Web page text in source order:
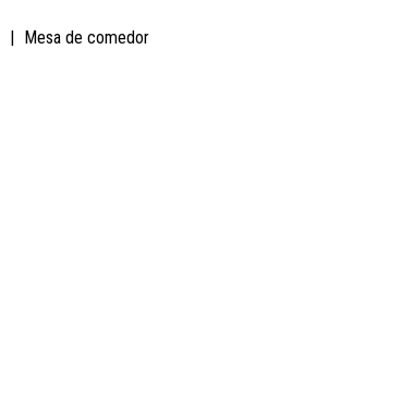
Mesa de comedor